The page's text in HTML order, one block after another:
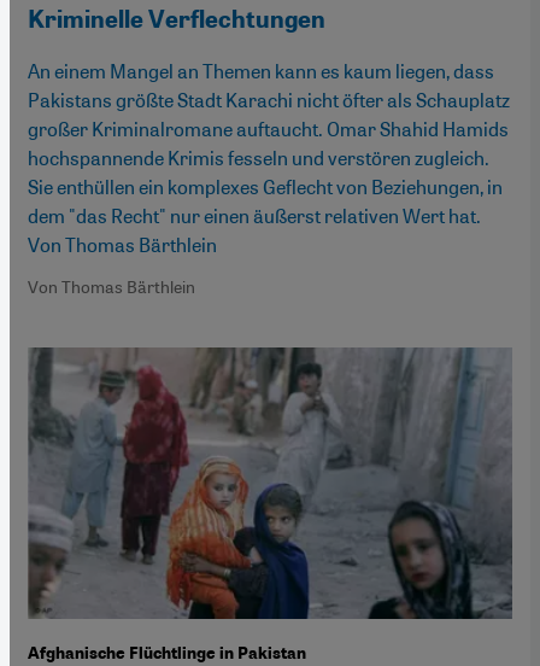
Kriminelle Verflechtungen
An einem Mangel an Themen kann es kaum liegen, dass
Pakistans größte Stadt Karachi nicht öfter als Schauplatz
großer Kriminalromane auftaucht. Omar Shahid Hamids
hochspannende Krimis fesseln und verstören zugleich.
Sie enthüllen ein komplexes Geflecht von Beziehungen, in
dem "das Recht" nur einen äußerst relativen Wert hat.
Von Thomas Bärthlein
Von Thomas Bärthlein
Afghanische Flüchtlinge in Pakistan